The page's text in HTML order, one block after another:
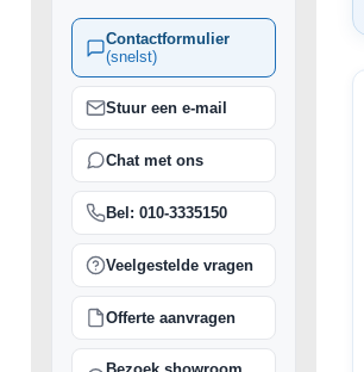
Contactformulier
(snelst)
Stuur een e-mail
Chat met ons
Bel: 010-3335150
Veelgestelde vragen
Offerte aanvragen